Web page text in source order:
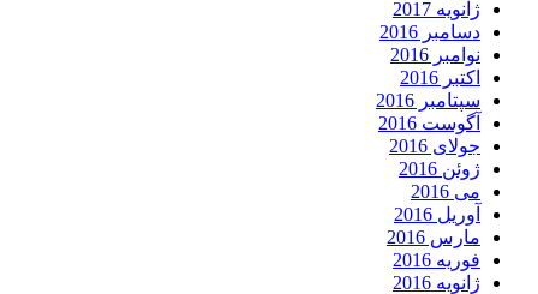
ژانویه 2017
دسامبر 2016
نوامبر 2016
اکتبر 2016
سپتامبر 2016
آگوست 2016
جولای 2016
ژوئن 2016
می 2016
آوریل 2016
مارس 2016
فوریه 2016
ژانویه 2016